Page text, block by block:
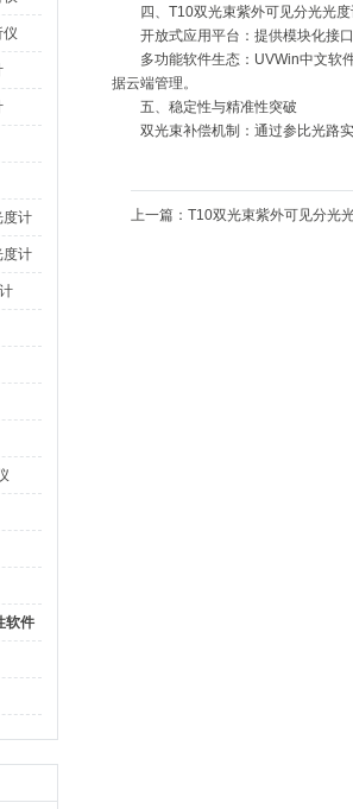
仪
度计
度计
软件
四、T10双光束紫外可见分光光度
开放式应用平台：提供模块化接口
多功能软件生态：UVWin中文软件
据云端管理。
五、稳定性与精准性突破
双光束补偿机制：通过参比光路实
上一篇： T10双光束紫外可见分光